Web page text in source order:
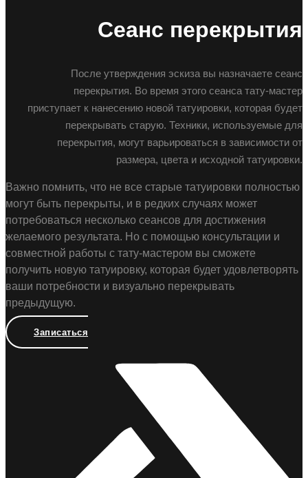
Сеанс перекрытия
После утверждения эскиза вы назначаете сеанс
перекрытия. Во время этого сеанса тату-мастер
приступает к нанесению новой татуировки, которая будет
перекрывать старую. Техники, используемые для
перекрытия, могут варьироваться в зависимости от
размера, цвета и исходной татуировки.
Важно помнить, что не все старые татуировки полностью
могут быть перекрыты, и в редких случаях может
потребоваться несколько сеансов для достижения
желаемого результата. Но с помощью консультации и
совместной работы с тату-мастером вы сможете
получить новую татуировку, которая будет удовлетворять
ваши потребности и визуально перекрывать
предыдущую.
Записаться